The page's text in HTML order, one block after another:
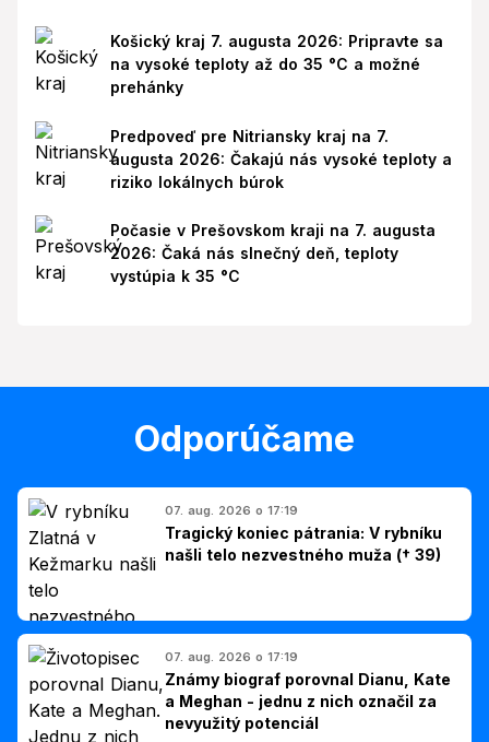
Košický kraj 7. augusta 2026: Pripravte sa
na vysoké teploty až do 35 °C a možné
prehánky
Predpoveď pre Nitriansky kraj na 7.
augusta 2026: Čakajú nás vysoké teploty a
riziko lokálnych búrok
Počasie v Prešovskom kraji na 7. augusta
2026: Čaká nás slnečný deň, teploty
vystúpia k 35 °C
Odporúčame
07. aug. 2026 o 17:19
Tragický koniec pátrania: V rybníku
našli telo nezvestného muža († 39)
07. aug. 2026 o 17:19
Známy biograf porovnal Dianu, Kate
a Meghan - jednu z nich označil za
nevyužitý potenciál